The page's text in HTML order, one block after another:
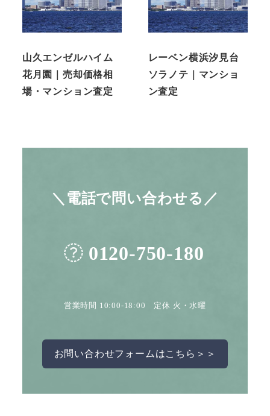
山久エンゼルハイム
花月園｜売却価格相
場・マンション査定
レーベン横浜汐見台
ソラノテ｜マンショ
ン査定
＼電話で問い合わせる／
0120-750-180
営業時間 10:00-18:00 定休 火・水曜
お問い合わせフォームはこちら＞＞